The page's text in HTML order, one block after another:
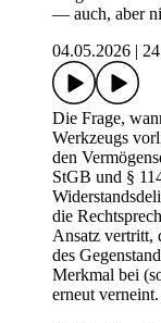
— auch, aber
04.05.2026
Die Frage,
Werkzeugs
den
StGB und §
die
Ansatz vertritt,
des
Merkmal bei
erneut verneint.